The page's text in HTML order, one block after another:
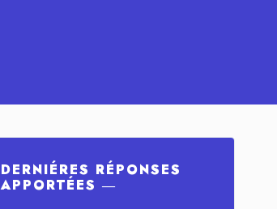
DERNIÉRES RÉPONSES
APPORTÉES ―